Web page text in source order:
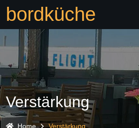
bordküche
Verstärkung
Home Verstärkung